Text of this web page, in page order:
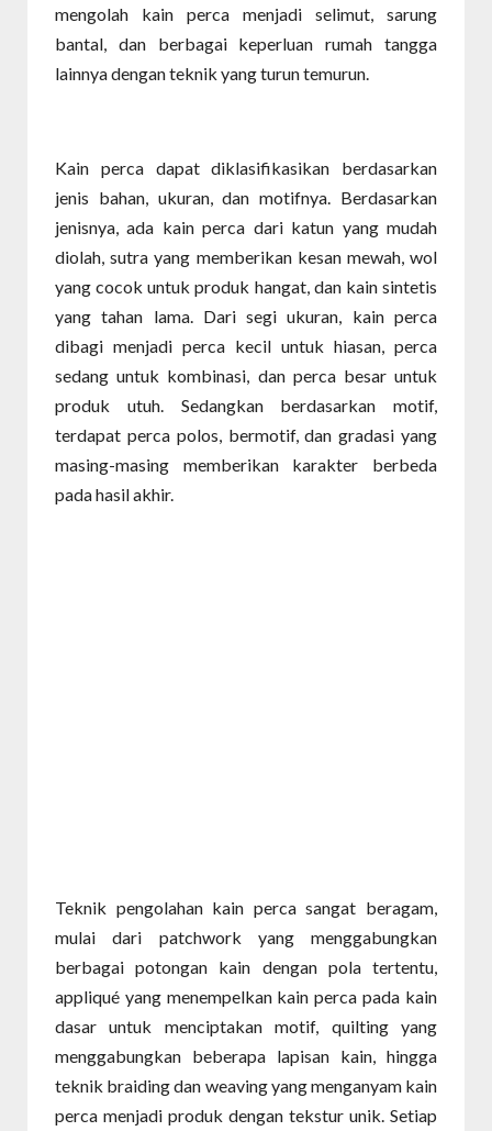
mengolah kain perca menjadi selimut, sarung
bantal, dan berbagai keperluan rumah tangga
lainnya dengan teknik yang turun temurun.
Kain perca dapat diklasifikasikan berdasarkan
jenis bahan, ukuran, dan motifnya. Berdasarkan
jenisnya, ada kain perca dari katun yang mudah
diolah, sutra yang memberikan kesan mewah, wol
yang cocok untuk produk hangat, dan kain sintetis
yang tahan lama. Dari segi ukuran, kain perca
dibagi menjadi perca kecil untuk hiasan, perca
sedang untuk kombinasi, dan perca besar untuk
produk utuh. Sedangkan berdasarkan motif,
terdapat perca polos, bermotif, dan gradasi yang
masing-masing memberikan karakter berbeda
pada hasil akhir.
Teknik pengolahan kain perca sangat beragam,
mulai dari patchwork yang menggabungkan
berbagai potongan kain dengan pola tertentu,
appliqué yang menempelkan kain perca pada kain
dasar untuk menciptakan motif, quilting yang
menggabungkan beberapa lapisan kain, hingga
teknik braiding dan weaving yang menganyam kain
perca menjadi produk dengan tekstur unik. Setiap